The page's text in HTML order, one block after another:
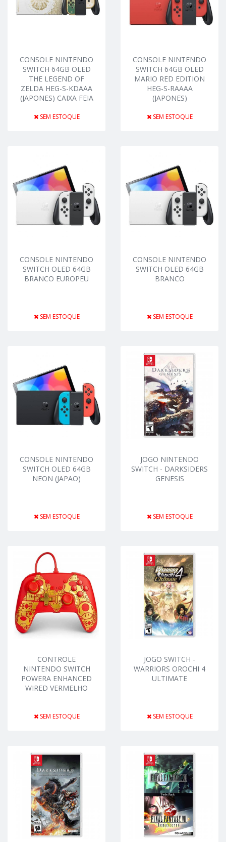
CONSOLE NINTENDO
SWITCH 64GB OLED
THE LEGEND OF
ZELDA HEG-S-KDAAA
(JAPONES) CAIXA FEIA
SEM ESTOQUE
CONSOLE NINTENDO
SWITCH 64GB OLED
MARIO RED EDITION
HEG-S-RAAAA
(JAPONES)
SEM ESTOQUE
CONSOLE NINTENDO
SWITCH OLED 64GB
BRANCO EUROPEU
SEM ESTOQUE
CONSOLE NINTENDO
SWITCH OLED 64GB
BRANCO
SEM ESTOQUE
CONSOLE NINTENDO
SWITCH OLED 64GB
NEON (JAPAO)
SEM ESTOQUE
JOGO NINTENDO
SWITCH - DARKSIDERS
GENESIS
SEM ESTOQUE
CONTROLE
NINTENDO SWITCH
POWERA ENHANCED
WIRED VERMELHO
SEM ESTOQUE
JOGO SWITCH -
WARRIORS OROCHI 4
ULTIMATE
SEM ESTOQUE